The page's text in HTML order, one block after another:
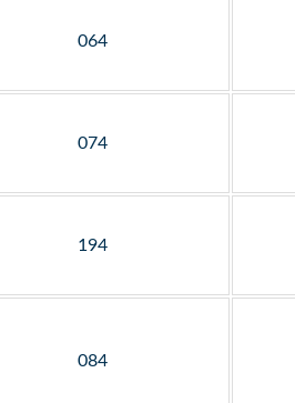
064
074
194
084